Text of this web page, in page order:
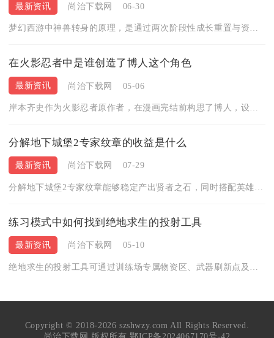
最新资讯 尚治下载网 06-30
梦幻西游中神兽转身的原理，是通过两次阶段性成长重置与资质跃升...
在火影忍者中是谁创造了博人这个角色
最新资讯 尚治下载网 05-06
分解地下城堡2专家纹章的收益是什么
最新资讯 尚治下载网 07-29
练习模式中如何找到绝地求生的投射工具
最新资讯 尚治下载网 05-10
Copyright © 2018-2026 szshwzy.com All Rights Reserved.